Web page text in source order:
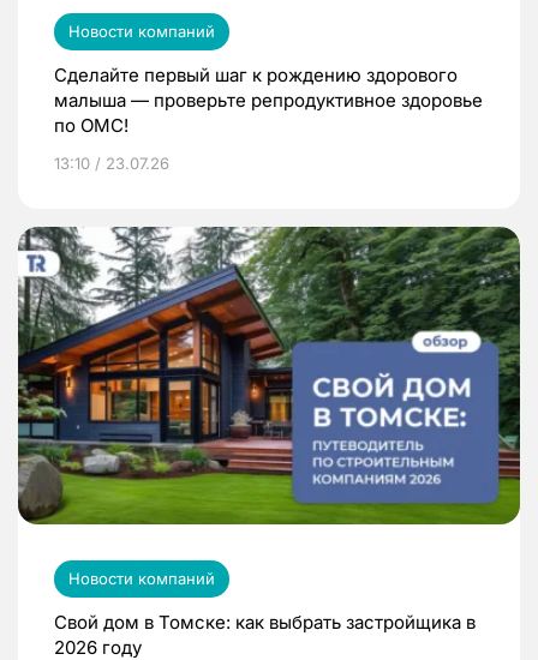
Новости компаний
Сделайте первый шаг к рождению здорового
малыша — проверьте репродуктивное здоровье
по ОМС!
13:10 / 23.07.26
Новости компаний
Свой дом в Томске: как выбрать застройщика в
2026 году